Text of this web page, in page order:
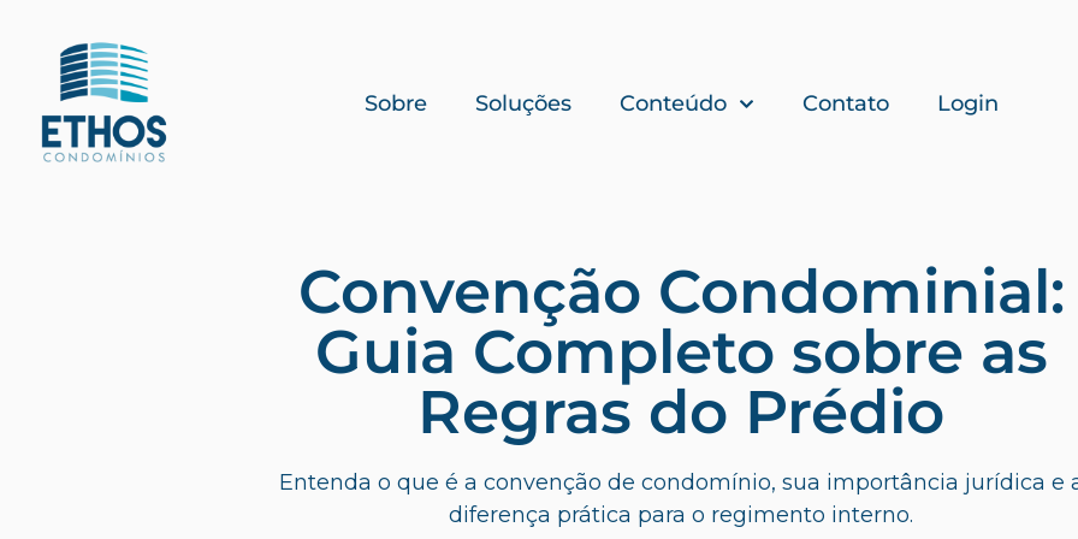
Sobre Soluções Conteúdo Contato Login
Convenção Condominial:
Guia Completo sobre as
Regras do Prédio
Entenda o que é a convenção de condomínio, sua importância jurídica e
diferença prática para o regimento interno.